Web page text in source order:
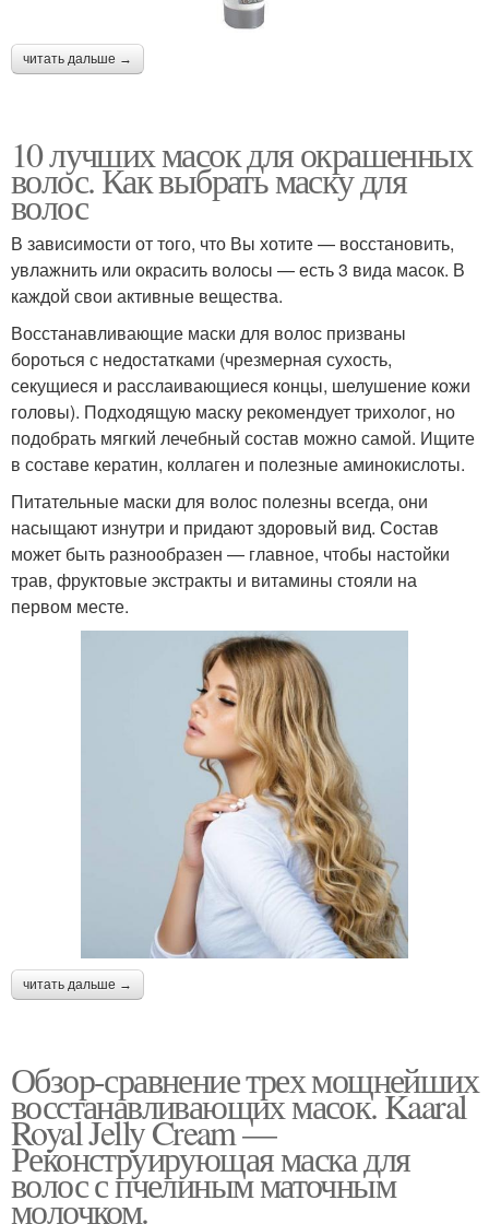
читать дальше →
10 лучших масок для окрашенных
волос. Как выбрать маску для
волос
В зависимости от того, что Вы хотите — восстановить,
увлажнить или окрасить волосы — есть 3 вида масок. В
каждой свои активные вещества.
Восстанавливающие маски для волос призваны
бороться с недостатками (чрезмерная сухость,
секущиеся и расслаивающиеся концы, шелушение кожи
головы). Подходящую маску рекомендует трихолог, но
подобрать мягкий лечебный состав можно самой. Ищите
в составе кератин, коллаген и полезные аминокислоты.
Питательные маски для волос полезны всегда, они
насыщают изнутри и придают здоровый вид. Состав
может быть разнообразен — главное, чтобы настойки
трав, фруктовые экстракты и витамины стояли на
первом месте.
читать дальше →
Обзор-сравнение трех мощнейших
восстанавливающих масок. Kaaral
Royal Jelly Cream —
Реконструирующая маска для
волос с пчелиным маточным
молочком.